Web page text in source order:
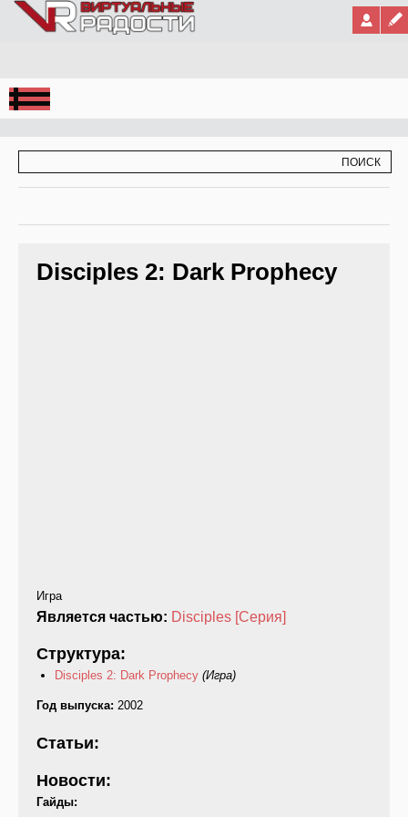
Jump to Navigation
Disciples 2: Dark Prophecy
Игра
Является частью: Disciples [Серия]
Структура:
Disciples 2: Dark Prophecy (Игра)
Год выпуска: 2002
Статьи:
Новости:
Гайды: